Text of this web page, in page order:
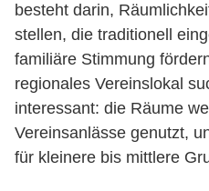
besteht darin,
stellen, die traditionell
familiäre Stimmung
regionales Vereinslokal
interessant: die Räume
Vereinsanlässe genutzt,
für kleinere bis mittlere